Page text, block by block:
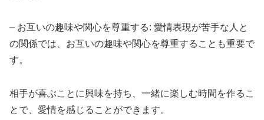
– お互いの趣味や関心を尊重する: 愛情表現が苦手な人と
の関係では、お互いの趣味や関心を尊重することも重要で
す。
相手が喜ぶことに興味を持ち、一緒に楽しむ時間を作るこ
とで、愛情を感じることができます。